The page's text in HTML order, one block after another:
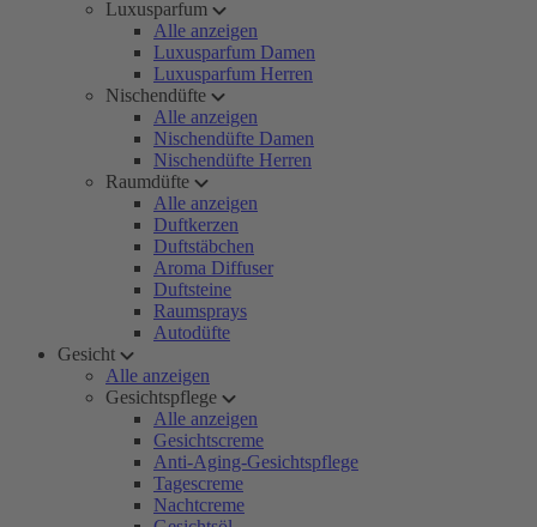
Luxusparfum
Alle anzeigen
Luxusparfum Damen
Luxusparfum Herren
Nischendüfte
Alle anzeigen
Nischendüfte Damen
Nischendüfte Herren
Raumdüfte
Alle anzeigen
Duftkerzen
Duftstäbchen
Aroma Diffuser
Duftsteine
Raumsprays
Autodüfte
Gesicht
Alle anzeigen
Gesichtspflege
Alle anzeigen
Gesichtscreme
Anti-Aging-Gesichtspflege
Tagescreme
Nachtcreme